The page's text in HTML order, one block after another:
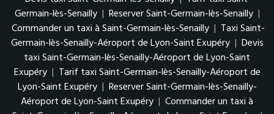
Germain-lès-Senailly | Reserver Saint-Germain-lès-Senailly |
Commander un taxi à Saint-Germain-lès-Senailly | Taxi Saint-
Germain-lès-Senailly-Aéroport de Lyon-Saint Exupéry | Devis
taxi Saint-Germain-lès-Senailly-Aéroport de Lyon-Saint
Exupéry | Tarif taxi Saint-Germain-lès-Senailly-Aéroport de
Lyon-Saint Exupéry | Reserver Saint-Germain-lès-Senailly-
Aéroport de Lyon-Saint Exupéry | Commander un taxi à